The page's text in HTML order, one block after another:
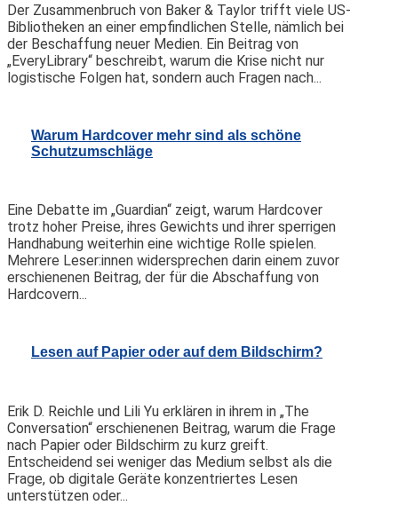
Der Zusammenbruch von Baker & Taylor trifft viele US-
Bibliotheken an einer empfindlichen Stelle, nämlich bei
der Beschaffung neuer Medien. Ein Beitrag von
„EveryLibrary“ beschreibt, warum die Krise nicht nur
logistische Folgen hat, sondern auch Fragen nach...
Warum Hardcover mehr sind als schöne
Schutzumschläge
Eine Debatte im „Guardian“ zeigt, warum Hardcover
trotz hoher Preise, ihres Gewichts und ihrer sperrigen
Handhabung weiterhin eine wichtige Rolle spielen.
Mehrere Leser:innen widersprechen darin einem zuvor
erschienenen Beitrag, der für die Abschaffung von
Hardcovern...
Lesen auf Papier oder auf dem Bildschirm?
Erik D. Reichle und Lili Yu erklären in ihrem in „The
Conversation“ erschienenen Beitrag, warum die Frage
nach Papier oder Bildschirm zu kurz greift.
Entscheidend sei weniger das Medium selbst als die
Frage, ob digitale Geräte konzentriertes Lesen
unterstützen oder...